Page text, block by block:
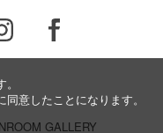
InstagramFacebook
GALLERY
意したことになります。